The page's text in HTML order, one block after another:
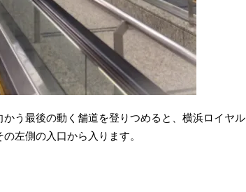
う最後の動く舗道を登りつめると、横浜ロイヤル
左側の入口から入ります。